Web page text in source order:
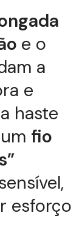
e o
a
e
haste
fio
esforço